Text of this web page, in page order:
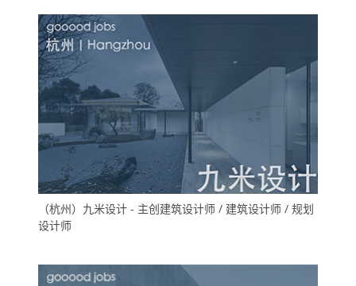
（杭州）九米设计 - 主创建筑设计师 / 建筑设计师 / 规划
设计师